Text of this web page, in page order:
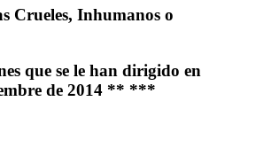
Crueles, Inhumanos o
que se le han dirigido en
de 2014 ** ***